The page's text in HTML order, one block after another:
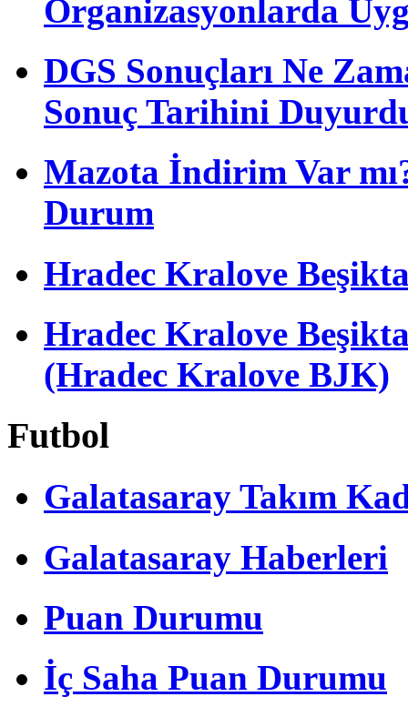
Organizasyonlarda
DGS Sonuçları Ne
Sonuç Tarihini
Mazota İndirim Var
Durum
Hradec Kralove
Hradec Kralove
(Hradec Kralove BJK)
Futbol
Galatasaray Takım
Galatasaray Haberleri
Puan Durumu
İç Saha Puan Durumu